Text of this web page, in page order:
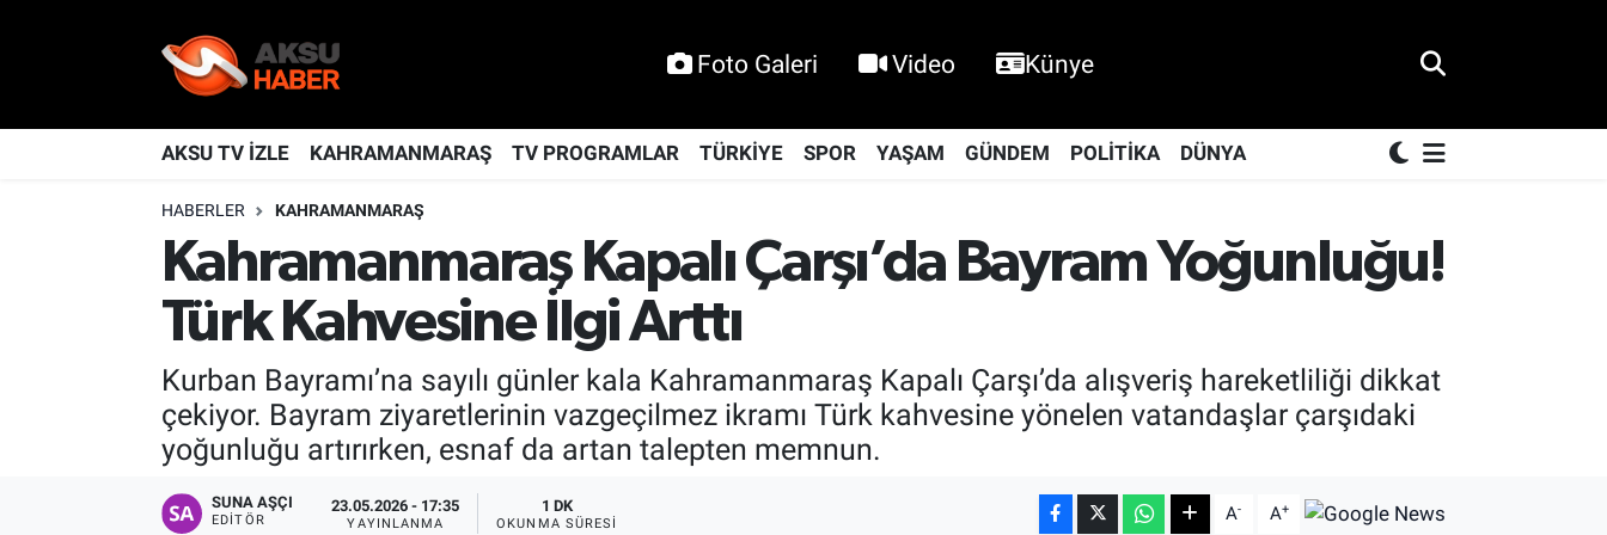
Foto Galeri Video Künye
AKSU TV İZLE KAHRAMANMARAŞ TV PROGRAMLAR TÜRKİYE SPOR YAŞAM GÜNDEM POLİTİKA DÜNYA
HABERLER KAHRAMANMARAŞ
Kahramanmaraş Kapalı Çarşı’da Bayram Yoğunluğu!
Türk Kahvesine İlgi Arttı
Kurban Bayramı’na sayılı günler kala Kahramanmaraş Kapalı Çarşı’da alışveriş hareketliliği dikkat
çekiyor. Bayram ziyaretlerinin vazgeçilmez ikramı Türk kahvesine yönelen vatandaşlar çarşıdaki
yoğunluğu artırırken, esnaf da artan talepten memnun.
SUNA AŞÇI
EDITÖR
23.05.2026 - 17:35
YAYINLANMA
1 DK
OKUNMA SÜRESI A- A+
KAHRAMANMARAŞ
Nöbetçi Eczaneler
Hava Durumu
Kahramanmaraş Namaz Vakitleri
Trafik Durumu
TFF 2.Lig Kırmızı Grup Puan Durumu ve Fikstür
Tüm Manşetler
Son Dakika Haberleri
Haber Arşivi